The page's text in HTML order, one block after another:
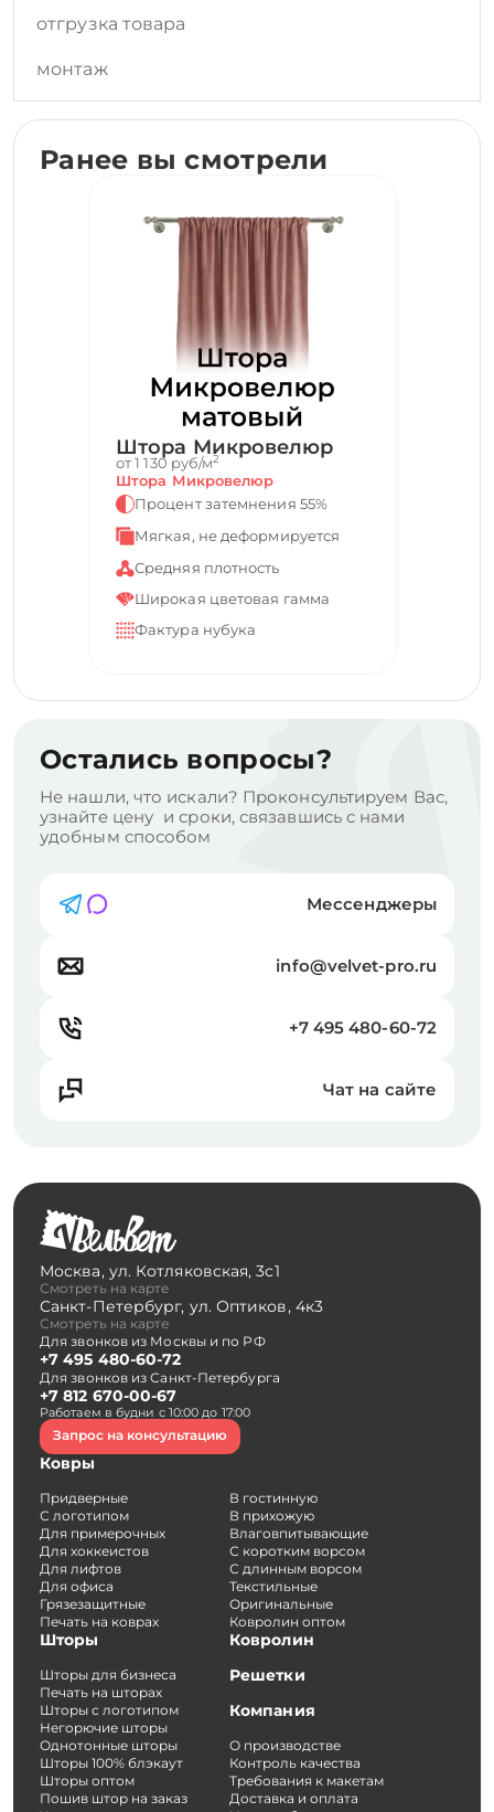
отгрузка товара
монтаж
Ранее вы смотрели
Штора Микровелюр
от 1 130 руб/м2
Штора Микровелюр
Процент затемнения 55%
Мягкая, не деформируется
Средняя плотность
Широкая цветовая гамма
Фактура нубука
Остались вопросы?
Не нашли, что искали? Проконсультируем Вас,
узнайте цену и сроки, связавшись с нами
удобным способом
Мессенджеры
info@velvet-pro.ru
+7 495 480-60-72
Чат на сайте
Москва, ул. Котляковская, 3с1
Смотреть на карте
Санкт-Петербург, ул. Оптиков, 4к3
Смотреть на карте
Для звонков из Москвы и по РФ
+7 495 480-60-72
Для звонков из Санкт-Петербурга
+7 812 670-00-67
Работаем в будни с 10:00 до 17:00
Запрос на консультацию
Ковры
Придверные
С логотипом
Для примерочных
Для хоккеистов
Для лифтов
Для офиса
Грязезащитные
Печать на коврах
В гостинную
В прихожую
Влаговпитывающие
С коротким ворсом
С длинным ворсом
Текстильные
Оригинальные
Ковролин оптом
Шторы
Шторы для бизнеса
Печать на шторах
Шторы с логотипом
Негорючие шторы
Однотонные шторы
Шторы 100% блэкаут
Шторы оптом
Пошив штор на заказ
Ковролин
Решетки
Компания
О производстве
Контроль качества
Требования к макетам
Доставка и оплата